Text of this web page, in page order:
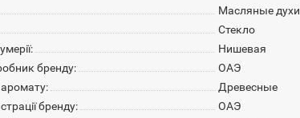
Масляные духи
Стекло
Нишевая
бренду:
ОАЭ
Древесные
бренду:
ОАЭ